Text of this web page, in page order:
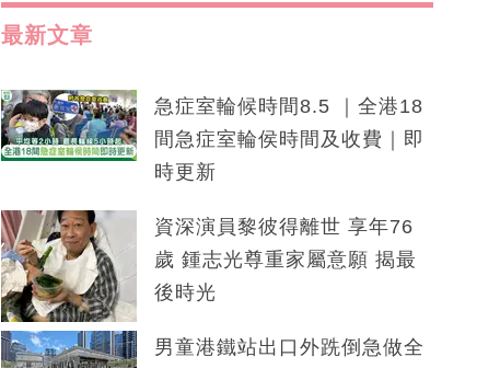
最新文章
急症室輪候時間8.5 ｜全港18
間急症室輪侯時間及收費｜即
時更新
資深演員黎彼得離世 享年76
歲 鍾志光尊重家屬意願 揭最
後時光
男童港鐵站出口外跣倒急做全